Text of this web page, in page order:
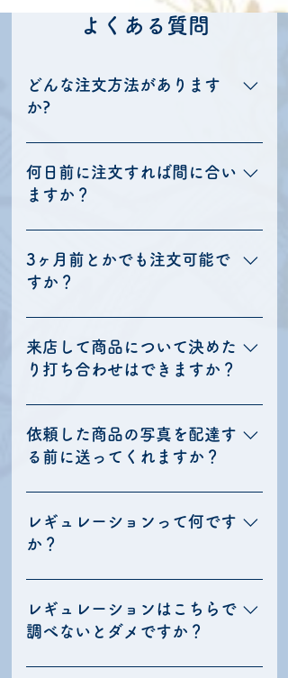
よくある質問
どんな注文方法があります
か?
FAX・メール、LINEでのご注文も承って
おります。お届け先のご情報やお花にお
起きにくい点から、できる限りWEB上か
らの注文をお願い致しております。
何日前に注文すれば間に合い
ますか？
様々な準備がありますので、基本的には
配送・受取日の２日前までにご注文をお
や特殊な商品の場合は「イベント当日の7
日前」までを期限としております。（大
型商品の場合は２週間前にご注文確定い
能なデザインで、なおかつスケジュール
が調整できる場合は、当日の配送や受取
も可能でございます。 （当日の混み具合
きない場合もございます。予めご了承お
願い致します。） お花のお届け日ごと
に、受注可能数が埋まり次第、受付終了
「いつまでなら間に合う」という明確な
期限はございません。お届けご希望日の
数日前でもご注文可能なケースもあれ
にはご希望日が埋まってしまっているこ
3ヶ月前とかでも注文可能で
すか？
抑えさせていただきますので、何か月か
先のご予約でも問題ございません。 ただ
合、商品の打ち合わせ自体は花の相場が
わかる1か月前ぐらいに行う形となりま
す。
来店して商品について決めた
り打ち合わせはできますか？
舗に常駐していないためご来店いただい
ての打ち合わせやご相談は承っておりま
からお問い合わせ・ご相談をお願いいた
します。
依頼した商品の写真を配達す
る前に送ってくれますか？
様は基本的には商品制作終了後・配送前
に撮影し、そのあとに送らせていただく
原則送信いたしておりません。どうして
も必要な場合は予めご相談くださいま
せ。 ただし、当日のスケジュールや注文
もあります。その点は予めご了承いただ
レギュレーションって何です
か？
や会場が設定する「フラスタの大きさの
指定」や「搬入にあたっての注意事項」
スタ受入れの可否」「フラスタ搬入日時
レギュレーションはこちらで
調べないとダメですか？